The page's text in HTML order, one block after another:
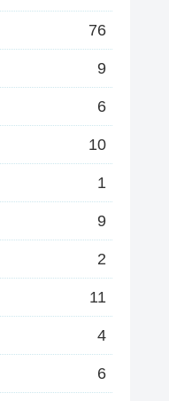
76
9
6
10
1
9
2
11
4
6